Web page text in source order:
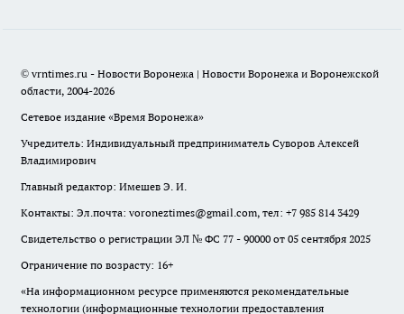
© vrntimes.ru - Новости Воронежа | Новости Воронежа и Воронежской
области, 2004-2026
Сетевое издание «Время Воронежа»
Учредитель: Индивидуальный предприниматель Суворов Алексей
Владимирович
Главный редактор: Имешев Э. И.
Контакты: Эл.почта: voroneztimes@gmail.com, тел: +7 985 814 3429
Свидетельство о регистрации ЭЛ № ФС 77 - 90000 от 05 сентября 2025
Ограничение по возрасту: 16+
«На информационном ресурсе применяются рекомендательные
технологии (информационные технологии предоставления